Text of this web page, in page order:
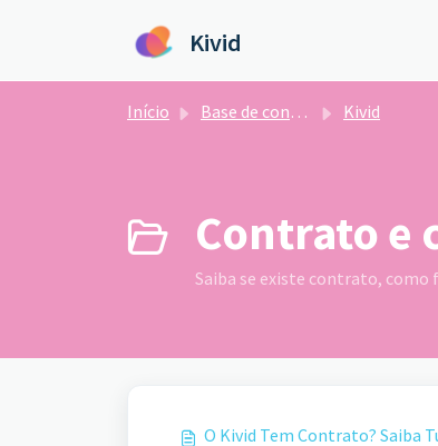
Kivid
Início Base de conhecimento Kivid
Contrato e
Saiba se existe contrato, como
O Kivid Tem Contrato? Saiba